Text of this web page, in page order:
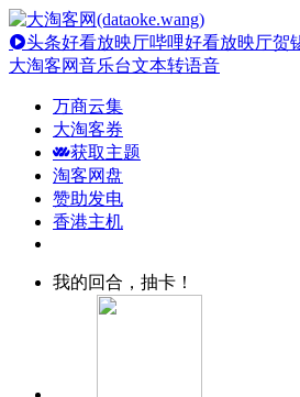
头条好看放映厅哔哩好看放映厅贺
大淘客网音乐台文本转语音
万商云集
大淘客券
获取主题
淘客网盘
赞助发电
香港主机
我的回合，抽卡！